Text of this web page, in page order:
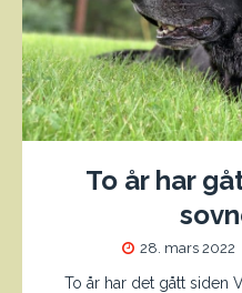
To år har
28. mars 2022
To år har det gått siden